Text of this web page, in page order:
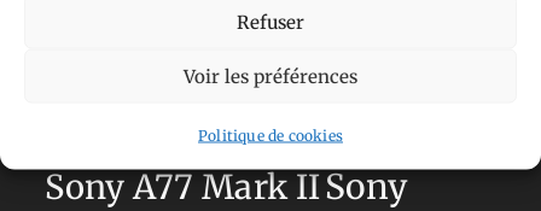
Refuser
Voir les préférences
Politique de cookies
Olympus OM-D E-M5
Paris Pays-Bas
Sans adresseSavoie
Sony A77 Mark IISony